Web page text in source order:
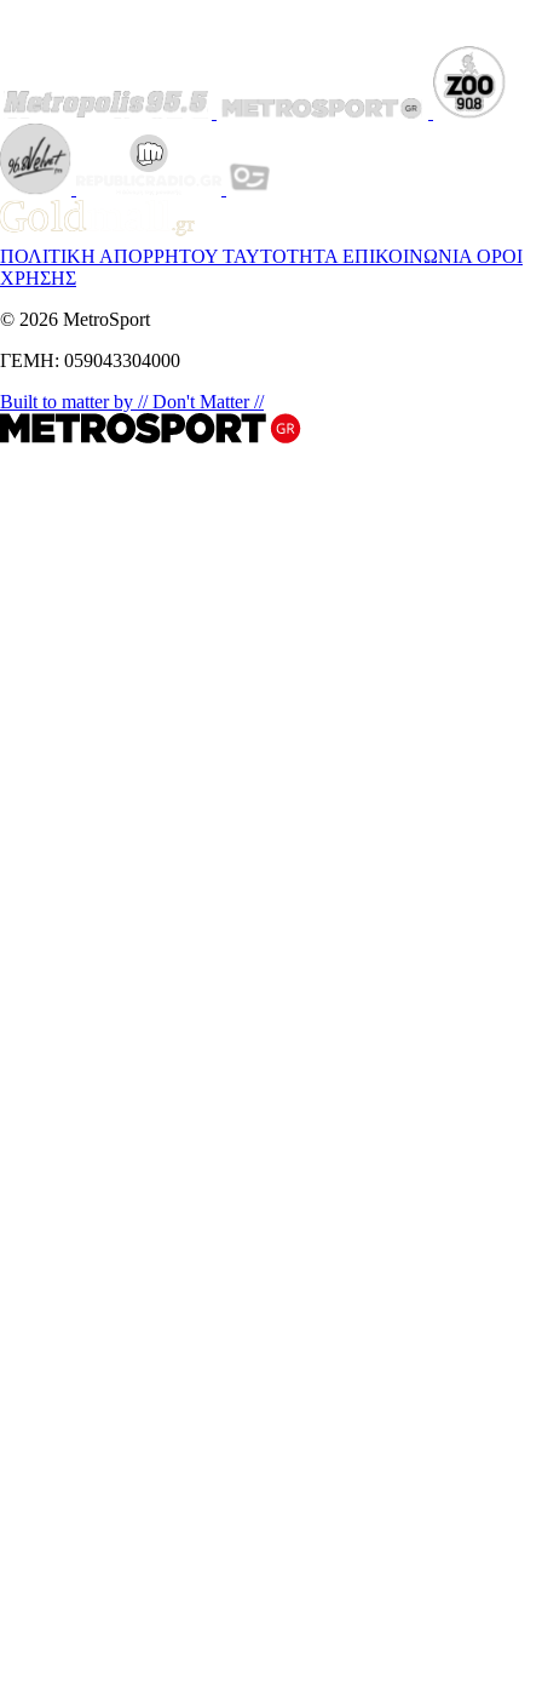
ΠΟΛΙΤΙΚΗ ΑΠΟΡΡΗΤΟΥ ΤΑΥΤΟΤΗΤΑ ΕΠΙΚΟΙΝΩΝΙΑ ΟΡΟΙ
ΧΡΗΣΗΣ
© 2026 MetroSport
ΓΕΜΗ: 059043304000
Built to matter by // Don't Matter //